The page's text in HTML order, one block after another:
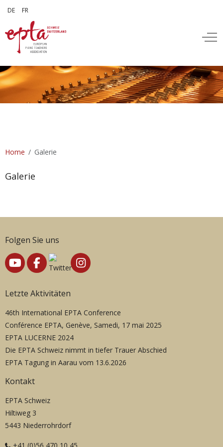
Sprache auswählen
DE FR
Off-
Home Galerie
Galerie
Folgen Sie uns
Letzte Aktivitäten
46th International EPTA Conference
Conférence EPTA, Genève, Samedi, 17 mai 2025
EPTA LUCERNE 2024
Die EPTA Schweiz nimmt in tiefer Trauer Abschied
EPTA Tagung in Aarau vom 13.6.2026
Kontakt
EPTA Schweiz
Hiltiweg 3
5443 Niederrohrdorf